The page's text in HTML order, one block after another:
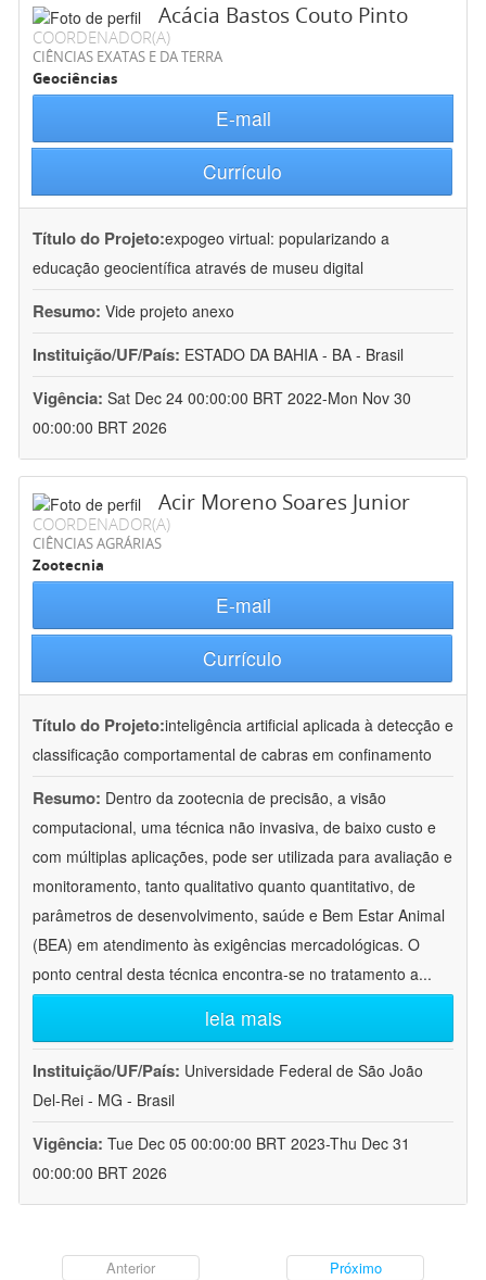
Acácia Bastos Couto Pinto
COORDENADOR(A)
CIÊNCIAS EXATAS E DA TERRA
Geociências
E-mail
Currículo
Título do Projeto:expogeo virtual: popularizando a
educação geocientífica através de museu digital
Resumo: Vide projeto anexo
Instituição/UF/País: ESTADO DA BAHIA - BA - Brasil
Vigência: Sat Dec 24 00:00:00 BRT 2022-Mon Nov 30
00:00:00 BRT 2026
Acir Moreno Soares Junior
COORDENADOR(A)
CIÊNCIAS AGRÁRIAS
Zootecnia
E-mail
Currículo
Título do Projeto:inteligência artificial aplicada à detecção e
classificação comportamental de cabras em confinamento
Resumo: Dentro da zootecnia de precisão, a visão
computacional, uma técnica não invasiva, de baixo custo e
com múltiplas aplicações, pode ser utilizada para avaliação e
monitoramento, tanto qualitativo quanto quantitativo, de
parâmetros de desenvolvimento, saúde e Bem Estar Animal
(BEA) em atendimento às exigências mercadológicas. O
ponto central desta técnica encontra-se no tratamento a...
leia mais
Instituição/UF/País: Universidade Federal de São João
Del-Rei - MG - Brasil
Vigência: Tue Dec 05 00:00:00 BRT 2023-Thu Dec 31
00:00:00 BRT 2026
Anterior Próximo